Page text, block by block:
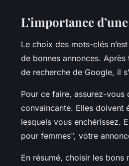
L’importance
Le choix des mots-clés
de bonnes annonces.
de recherche de Google, il
Pour ce faire, assurez-vous
convaincante. Elles doivent
lesquels vous enchérissez.
pour femmes", votre
En résumé, choisir les bons